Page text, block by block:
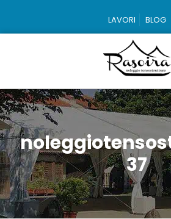
LAVORI BLOG
37